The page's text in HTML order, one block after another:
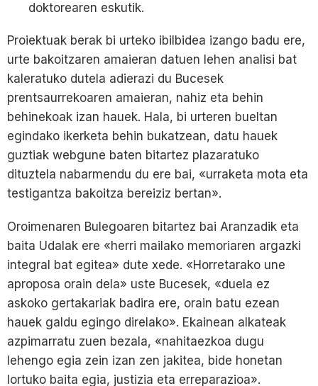
doktorearen eskutik.
Proiektuak berak bi urteko ibilbidea izango badu ere,
urte bakoitzaren amaieran datuen lehen analisi bat
kaleratuko dutela adierazi du Bucesek
prentsaurrekoaren amaieran, nahiz eta behin
behinekoak izan hauek. Hala, bi urteren bueltan
egindako ikerketa behin bukatzean, datu hauek
guztiak webgune baten bitartez plazaratuko
dituztela nabarmendu du ere bai, «urraketa mota eta
testigantza bakoitza bereiziz bertan».
Oroimenaren Bulegoaren bitartez bai Aranzadik eta
baita Udalak ere «herri mailako memoriaren argazki
integral bat egitea» dute xede. «Horretarako une
aproposa orain dela» uste Bucesek, «duela ez
askoko gertakariak badira ere, orain batu ezean
hauek galdu egingo direlako». Ekainean alkateak
azpimarratu zuen bezala, «nahitaezkoa dugu
lehengo egia zein izan zen jakitea, bide honetan
lortuko baita egia, justizia eta erreparazioa».